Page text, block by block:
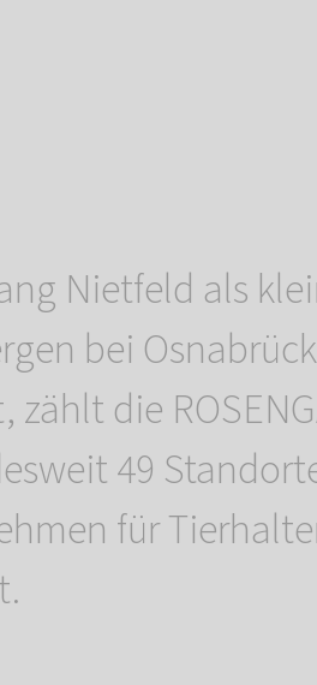
Nietfeld als
bei Osnabrück
die
49
für